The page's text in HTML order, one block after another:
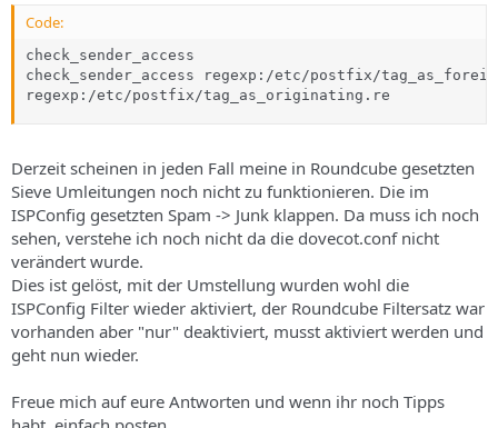
Code:
check_sender_access
check_sender_access regexp:/etc/postfix/
regexp:/etc/postfix/tag_as_originating.re
Derzeit scheinen in jeden Fall meine in Roundcube gesetzten
Sieve Umleitungen noch nicht zu funktionieren. Die im
ISPConfig gesetzten Spam -> Junk klappen. Da muss ich noch
sehen, verstehe ich noch nicht da die dovecot.conf nicht
verändert wurde.
Dies ist gelöst, mit der Umstellung wurden wohl die
ISPConfig Filter wieder aktiviert, der Roundcube Filtersatz war
vorhanden aber "nur" deaktiviert, musst aktiviert werden und
geht nun wieder.
Freue mich auf eure Antworten und wenn ihr noch Tipps